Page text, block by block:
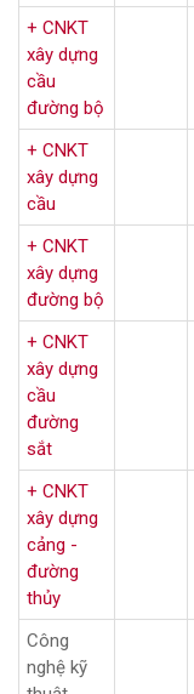
+ CNKT
xây dựng
cầu
đường bộ
+ CNKT
xây dựng
cầu
+ CNKT
xây dựng
đường bộ
+ CNKT
xây dựng
cầu
đường
sắt
+ CNKT
xây dựng
cảng -
đường
thủy
Công
nghệ kỹ